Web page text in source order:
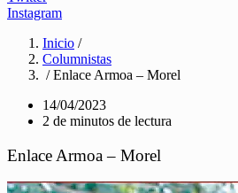
Instagram
Inicio /
Columnistas
/ Enlace Armoa – Morel
14/04/2023
2 de minutos de lectura
Enlace Armoa – Morel